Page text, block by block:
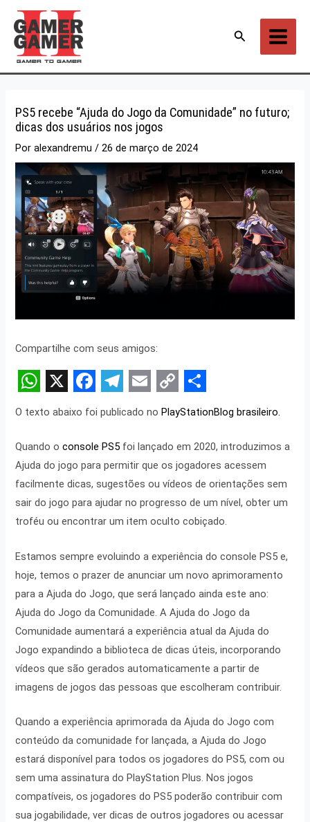
para
conteúdo
Pesquisar
PS5 recebe “Ajuda do Jogo da Comunidade” no futuro;
dicas dos usuários nos jogos
Poralexandremu/26 de março de 2024
Compartilhe com seus amigos:
W
a
t
s
A
p
X F
c
e
b
o
k
T
e
l
e
g
r
m
E
a
i
l
C
p
y
L
i
k
S
a
r
e
O texto abaixo foi publicado noPlayStationBlog brasileiro.
Quando oconsole PS5 foi lançado em 2020, introduzimos a
Ajuda do jogo para permitir que os jogadores acessem
facilmente dicas, sugestões ou vídeos de orientações sem
sair do jogo para ajudar no progresso de um nível, obter um
troféu ou encontrar um item oculto cobiçado.
Estamos sempre evoluindo a experiência do console PS5 e,
hoje, temos o prazer de anunciar um novo aprimoramento
para a Ajuda do Jogo, que será lançado ainda este ano:
Ajuda do Jogo da Comunidade. A Ajuda do Jogo da
Comunidade aumentará a experiência atual da Ajuda do
Jogo expandindo a biblioteca de dicas úteis, incorporando
vídeos que são gerados automaticamente a partir de
imagens de jogos das pessoas que escolheram contribuir.
Quando a experiência aprimorada da Ajuda do Jogo com
conteúdo da comunidade for lançada, a Ajuda do Jogo
estará disponível para todos os jogadores do PS5, com ou
sem uma assinatura do PlayStation Plus. Nos jogos
compatíveis, os jogadores do PS5 poderão contribuir com
sua jogabilidade, ver dicas de outros jogadores ou acessar